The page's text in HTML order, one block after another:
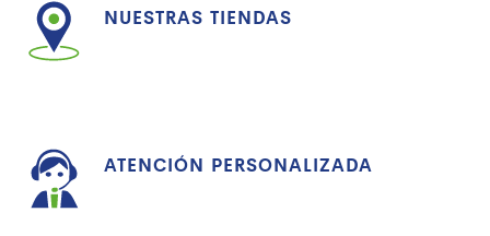
NUESTRAS TIENDAS
ATENCIÓN PERSONALIZADA